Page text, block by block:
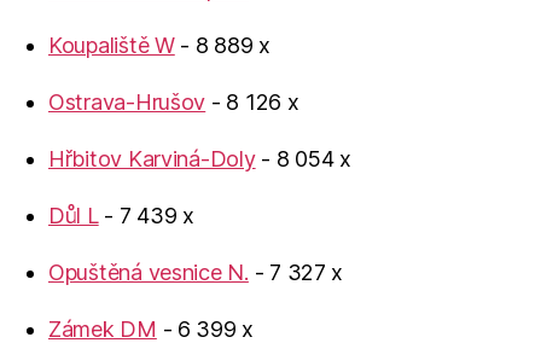
Koupaliště W- 8 889 x
Ostrava-Hrušov - 8 126 x
Hřbitov Karviná-Doly- 8 054 x
Důl L- 7 439 x
Opuštěná vesnice N. - 7 327 x
Zámek DM - 6 399 x